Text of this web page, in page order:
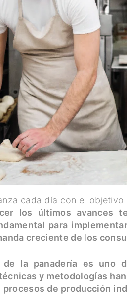
cada día con el
los últimos avances
para
creciente de los
la panadería es uno
y metodologías
procesos de producción